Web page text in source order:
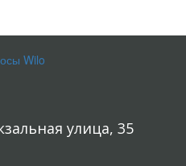
улица, 35